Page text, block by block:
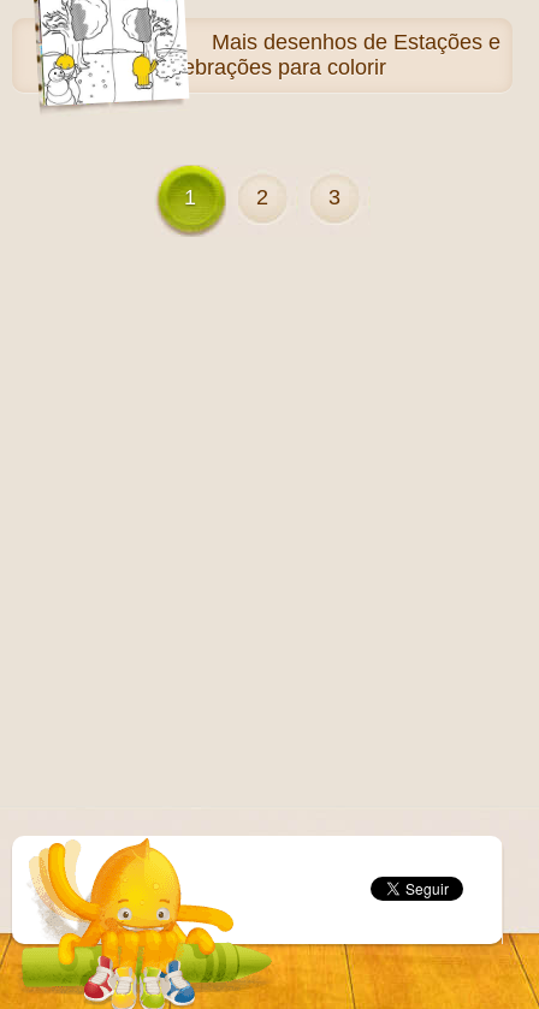
Mais desenhos de Estações e
Celebrações para colorir
1 2 3